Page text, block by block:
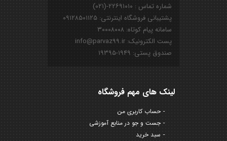
شماره تماس : ۲۲۶۹۱۰۱۰-(۰۲۱)
پشتیبانی فروشگاه اینترنتی: ۰۹۱۲۸۵۰۱۱۲۵
سامانه پیام کوتاه: ۳۰۰۰۸۰۰۸
پست الکترونیک: info@parvaz99.ir
صندوق پستی: ۱۹۴۹-۱۹۳۹۵
لینک های مهم فروشگاه
حساب کاربری من
جست و جو در منابع آموزشی
سبد خرید